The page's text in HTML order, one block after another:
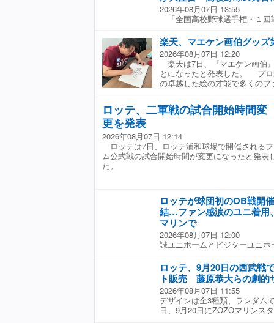
ロッテ−オリックス戦で熱中症
数発生し、試合続行が困難と
日に熱中症対策を決定。屋外
て、試合開始時間の変更や中
になっている。
2026年08月07日 13:55
「全国高校野球選手権・１
話題となったノルウェー代表
行。聖地に太鼓と野太い声が
打席に入ると、一塁アルプス
ウ！」という声が響いた。６
北中米Ｗ杯で話題となったノ
ロウ」。勝利後にピッチの選
なる夏の甲子園出場を果たし
もあり、この日はアルプスス
量が甲子園に響いていた。
楽天、マエケン画伯グッズ
2026年08月07日 12:20
楽天は7日、『マエケン画伯
とになったと発表した。 プ
の卓越した絵の才能で多くの
だ『マエケン画伯』グッズ第1
場。 第2弾では、前田健太選
「イヌワシ」のイラストを描
弾同様にTシャツやタオル、ト
日（火・祝）から楽天イーグ
ム店チームショップおよびエ
インナップ ・ポロシャツ（M
Tシャツ（M／L／XL／2XL）
3,000円 ・ランチトート：
円 ・ハンドタオル：
ホルダー：900円
ルダー：850円 ・ミニフレー
500円 ・（Eコレ）ステ
レ」商品はランダム ※価格は全
ロッテ、二軍戦の試合開始時間変
更を発表
2026年08月07日 12:14
ロッテは7日、ロッテ浦和球場で開催される
ム公式戦の試合開始時間が変更になったと発表
た。
ロッテが球団初のOB戦開
結…ファン感涙のユニ着用
マリンで
2026年08月07日 12:00
誠ユニホームとビジターユニ
「TEAM26」20周年のイベン
する特別試合「ちば興銀プレ
ーム2026」を開催すると今月
「Mチケット」で取り扱われ
球団としてOBが参加する試合
なる。試合は、公式ファンク
ロッテ、9月20日の西武戦
ト販売 藤原恭大らの劇的
2026年08月07日 11:55
デザインは全3種類、ランダ
日、9月20日にZOZOマリンス